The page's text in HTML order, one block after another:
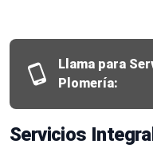
Llama para
Plomería:
Servicios